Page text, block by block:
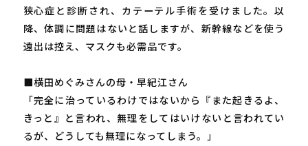
狭心症と診断され、カテーテル手術を受けました。以
降、体調に問題はないと話しますが、新幹線などを使う
遠出は控え、マスクも必需品です。
■横田めぐみさんの母・早紀江さん
「完全に治っているわけではないから『また起きるよ、
きっと』と言われ、無理をしてはいけないと言われてい
るが、どうしても無理になってしまう。」